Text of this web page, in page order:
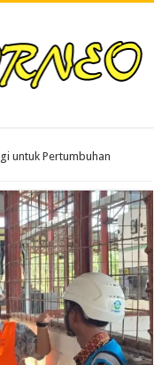
untuk Pertumbuhan